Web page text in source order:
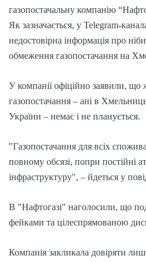
газопостачальну компанію
Як зазначається, у Telegram-
недостовірна інформація про
обмеження газопостачання на
У компанії офіційно заявили,
газопостачання – ані в
України – немає і не планується.
"Газопостачання для всіх
повному обсязі, попри постійні
інфраструктуру", – йдеться у
В "Нафтогазі" наголосили, що
фейками та цілеспрямованою
Компанія закликала довіряти